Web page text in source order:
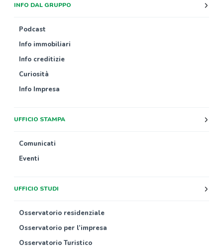
INFO DAL GRUPPO
Podcast
Info immobiliari
Info creditizie
Curiosità
Info Impresa
UFFICIO STAMPA
Comunicati
Eventi
UFFICIO STUDI
Osservatorio residenziale
Osservatorio per l’impresa
Osservatorio Turistico